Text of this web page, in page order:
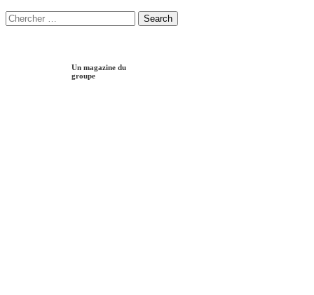
Search
for:
Search
Un magazine du
groupe